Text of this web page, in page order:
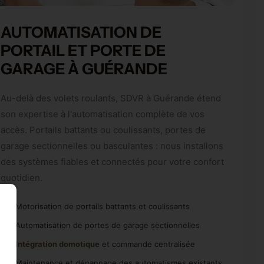
AUTOMATISATION DE
PORTAIL ET PORTE DE
GARAGE À GUÉRANDE
Au-delà des volets roulants, SDVR à Guérande étend
son expertise à l'automatisation complète de vos
accès. Portails battants ou coulissants, portes de
garage sectionnelles ou basculantes : nous installons
des systèmes fiables et connectés pour votre confort
quotidien.
Motorisation de portails battants et coulissants
Automatisation de portes de garage sectionnelles
Intégration domotique et commande centralisée